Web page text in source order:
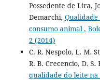
Possedente de Lira,
Demarchi,
consumo animal ,
2 (2014)
C. R. Nespolo, L. M.
R. B. Crecencio, D. S.
qualidade do leite na